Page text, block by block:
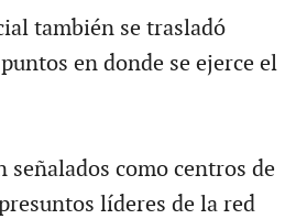
también se trasladó
en donde se ejerce el
señalados como centros de
líderes de la red